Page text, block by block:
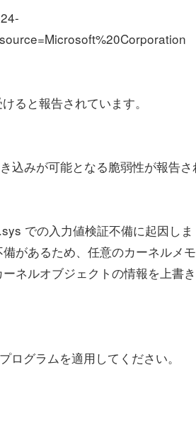
ると報告されています。
込みが可能となる脆弱性が報告さ
での入力値検証不備に起因しま
があるため、任意のカーネルメ
ネルオブジェクトの情報を上書き
グラムを適用してください。